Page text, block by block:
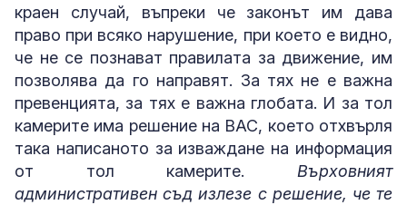
краен случай, въпреки че законът им дава
право при всяко нарушение, при което е видно,
че не се познават правилата за движение, им
позволява да го направят. За тях не е важна
превенцията, за тях е важна глобата. И за тол
камерите има решение на ВАС, което отхвърля
така написаното за изваждане на информация
от тол камерите. Върховният
административен съд излезе с решение, че те